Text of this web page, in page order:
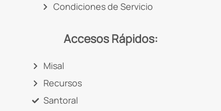
Condiciones de Servicio
Accesos Rápidos:
Misal
Recursos
Santoral